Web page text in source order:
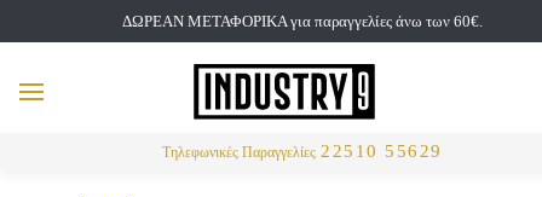
ΔΩΡΕΑΝ ΜΕΤΑΦΟΡΙΚΑ για παραγγελίες άνω των 60€.
Τηλεφωνικές Παραγγελίες 22510 55629
MENU